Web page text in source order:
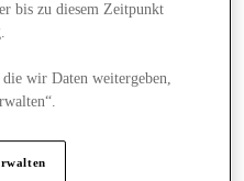
bis zu diesem Zeitpunkt
wir Daten weitergeben,